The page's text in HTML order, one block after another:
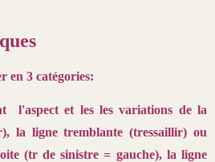
en 3 catégories:
l'aspect et les les variations de la
la ligne tremblante (tressaillir) ou
(tr de sinistre = gauche), la ligne